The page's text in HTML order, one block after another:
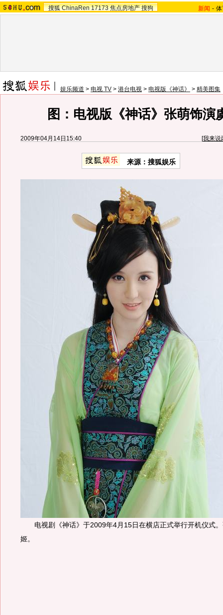
搜狐 ChinaRen 17173 焦点房地产 搜狗 新闻 -
娱乐频道 > 电视 TV > 港台电视 > 电视版《神话》 > 精美图集
图：电视版《神话》张萌饰演
2009年04月14日15:40 [我来说
来源： 搜狐娱乐
电视剧《神话》于2009年4月15日在横店正式举行开机仪式。
姬。